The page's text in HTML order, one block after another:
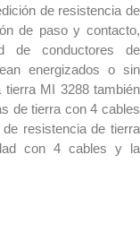
de resistencia de
de paso y contacto,
de conductores de
energizados o sin
tierra MI 3288 también
de tierra con 4 cables
resistencia de tierra
con 4 cables y la